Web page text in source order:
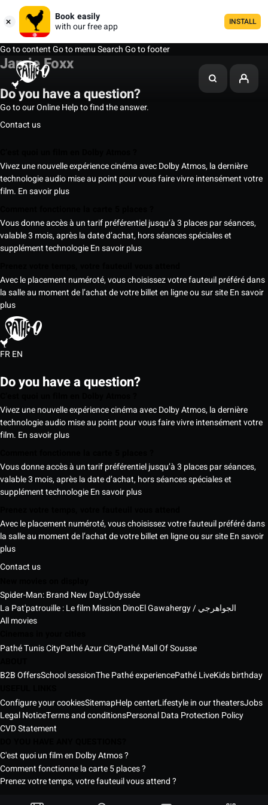
Book easily
with our free app
INSTALL
Go to contentGo to menuSearchGo to footer
Jamie Foxx
Do you have a question?
Go to our Online Help to find the answer.
Contact us
Vivez une nouvelle expérience cinéma avec Dolby Atmos, la dernière
technologie audio mise au point pour vous faire vivre intensément votre
film. En savoir plus
Vous donne accès à un tarif préférentiel jusqu’à 3 places par séances,
valable 3 mois, après la date d’achat, hors séances spéciales et
supplément technologieEn savoir plus
Avec le placement numéroté, vous choisissez votre fauteuil préféré dans
la salle au moment de l’achat de votre billet en ligne ou sur siteEn savoir
plus
FREN
Do you have a question?
Vivez une nouvelle expérience cinéma avec Dolby Atmos, la dernière
technologie audio mise au point pour vous faire vivre intensément votre
film. En savoir plus
Vous donne accès à un tarif préférentiel jusqu’à 3 places par séances,
valable 3 mois, après la date d’achat, hors séances spéciales et
supplément technologieEn savoir plus
Avec le placement numéroté, vous choisissez votre fauteuil préféré dans
la salle au moment de l’achat de votre billet en ligne ou sur siteEn savoir
plus
Contact us
Spider-Man: Brand New DayL'Odyssée
La Pat'patrouille : Le film Mission Dino
El Gawahergy / الجواهرجي
All movies
Pathé Tunis CityPathé Azur CityPathé Mall Of Sousse
B2B OffersSchool sessionThe Pathé experiencePathé LiveKids birthday
Configure your cookiesSitemapHelp centerLifestyle in our theatersJobs
Legal NoticeTerms and conditionsPersonal Data Protection Policy
CVD Statement
C'est quoi un film en Dolby Atmos ?
Comment fonctionne la carte 5 places ?
Prenez votre temps, votre fauteuil vous attend ?